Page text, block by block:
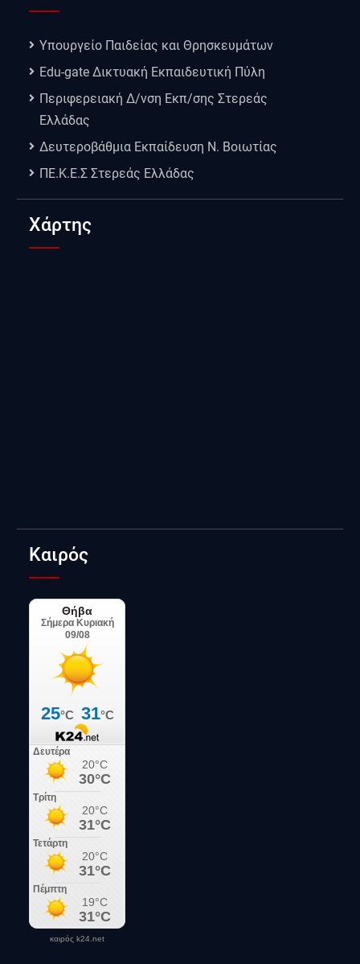
Υπουργείο Παιδείας και Θρησκευμάτων
Edu-gate Δικτυακή Εκπαιδευτική Πύλη
Περιφερειακή Δ/νση Εκπ/σης Στερεάς
Ελλάδας
Δευτεροβάθμια Εκπαίδευση Ν. Βοιωτίας
ΠΕ.Κ.Ε.Σ Στερεάς Ελλάδας
Χάρτης
Καιρός
καιρός k24.net